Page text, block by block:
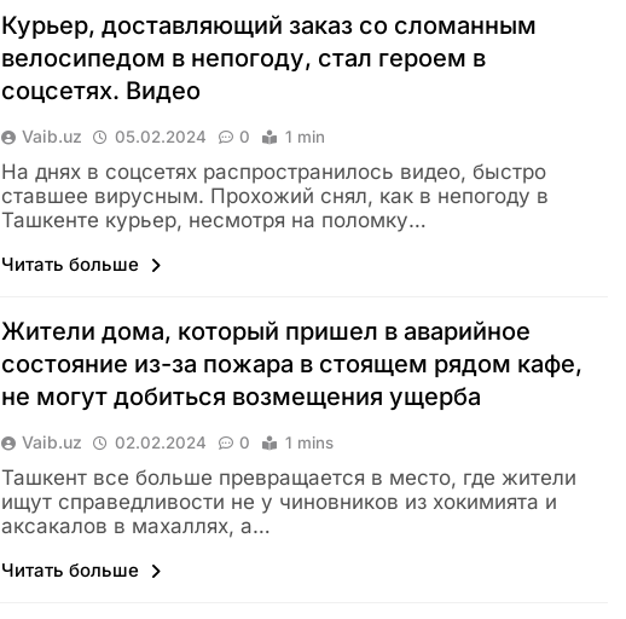
Курьер, доставляющий заказ со сломанным
велосипедом в непогоду, стал героем в
соцсетях. Видео
Vaib.uz 05.02.2024 0 1 min
На днях в соцсетях распространилось видео, быстро
ставшее вирусным. Прохожий снял, как в непогоду в
Ташкенте курьер, несмотря на поломку…
Читать больше
Жители дома, который пришел в аварийное
состояние из-за пожара в стоящем рядом кафе,
не могут добиться возмещения ущерба
Vaib.uz 02.02.2024 0 1 mins
Ташкент все больше превращается в место, где жители
ищут справедливости не у чиновников из хокимията и
аксакалов в махаллях, а…
Читать больше